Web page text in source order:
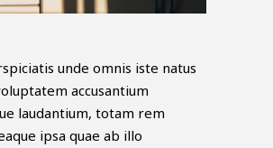
unde omnis iste natus
accusantium
laudantium, totam rem
ipsa quae ab illo